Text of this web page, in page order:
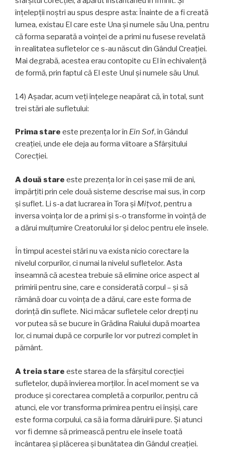
înțelepții noștri au spus despre asta: Înainte de a fi creată
lumea, existau El care este Una și numele său Una, pentru
că forma separată a voinţei de a primi nu fusese revelată
în realitatea sufletelor ce s-au născut din Gândul Creației.
Mai degrabă, acestea erau contopite cu El în echivalență
de formă, prin faptul că El este Unul și numele său Unul.
14) Așadar, acum veți înțelege neapărat că, în total, sunt
trei stări ale sufletului:
Prima stare este prezența lor în Ein Sof, în Gândul
creației, unde ele deja au forma viitoare a Sfârșitului
Corecției.
A două stare este prezența lor în cei șase mii de ani,
împărțiti prin cele două sisteme descrise mai sus, în corp
și suflet. Li s-a dat lucrarea în Tora și Miţvot, pentru a
inversa voința lor de a primi și s-o transforme în voință de
a dărui mulțumire Creatorului lor și deloc pentru ele însele.
În timpul acestei stări nu va exista nicio corectare la
nivelul corpurilor, ci numai la nivelul sufletelor. Asta
înseamnă că acestea trebuie să elimine orice aspect al
primirii pentru sine, care e considerată corpul – și să
rămână doar cu voința de a dărui, care este forma de
dorință din suflete. Nici măcar sufletele celor drepți nu
vor putea să se bucure în Grădina Raiului după moartea
lor, ci numai după ce corpurile lor vor putrezi complet în
pământ.
A treia stare este starea de la sfârșitul corecției
sufletelor, după învierea morților. În acel moment se va
produce și corectarea completă a corpurilor, pentru că
atunci, ele vor transforma primirea pentru ei înșiși, care
este forma corpului, ca să ia forma dăruirii pure. Și atunci
vor fi demne să primească pentru ele însele toată
încântarea și plăcerea și bunătatea din Gândul creației.